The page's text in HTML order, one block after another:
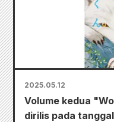
2025.05.12
Volume kedua
dirilis pada